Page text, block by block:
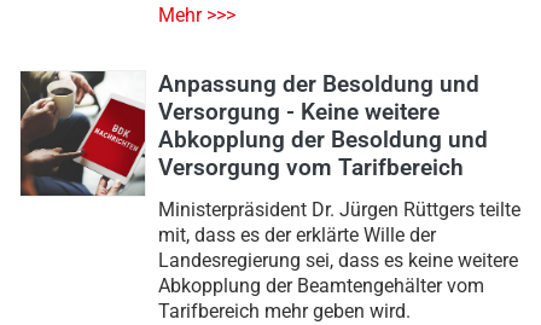
Mehr >>>
Anpassung der Besoldung und
Versorgung - Keine weitere
Abkopplung der Besoldung und
Versorgung vom Tarifbereich
Ministerpräsident Dr. Jürgen Rüttgers teilte
mit, dass es der erklärte Wille der
Landesregierung sei, dass es keine weitere
Abkopplung der Beamtengehälter vom
Tarifbereich mehr geben wird.